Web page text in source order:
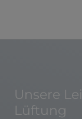
Unsere
Lüftung